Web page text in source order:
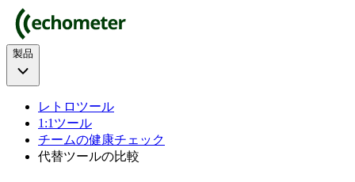
製品
レトロツール
1:1ツール
チームの健康チェック
代替ツールの比較